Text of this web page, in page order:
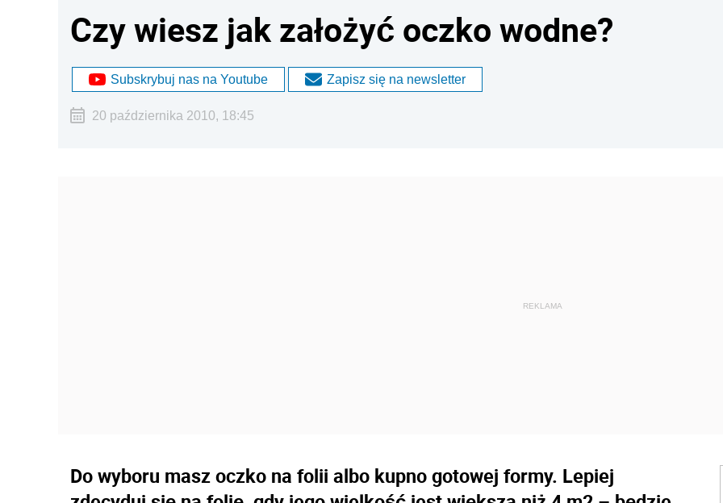
Czy wiesz jak założyć oczko wodne?
Subskrybuj nas na Youtube Zapisz się na newsletter
20 października 2010, 18:45
Do wyboru masz oczko na folii albo kupno gotowej formy. Lepiej